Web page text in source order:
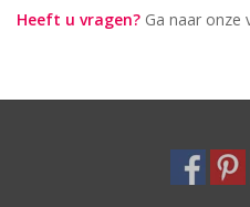
Heeft u vragen? Ga naar onze